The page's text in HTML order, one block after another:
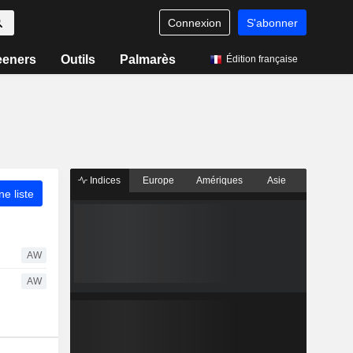
Connexion S'abonner
Outils Palmarès Édition française
liste
AW
AW
Indices Europe Amériques Asie